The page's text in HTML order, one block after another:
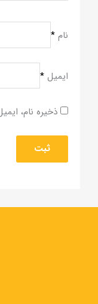
نام *
ایمیل *
ذخیره نام،